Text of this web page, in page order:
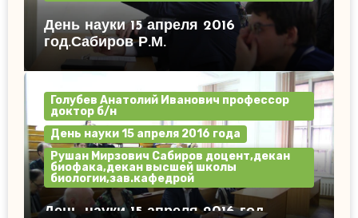
День науки 15 апреля 2016
год.Сабиров Р.М.
Голубев Анатолий Иванович профессор
доктор б/н
День науки 15 апреля 2016 года
Рушан Мирзович Сабиров доцент,декан
биофака,декан высшей школы
биологии,зав.кафедрой
День науки 15 апреля 2016 год.